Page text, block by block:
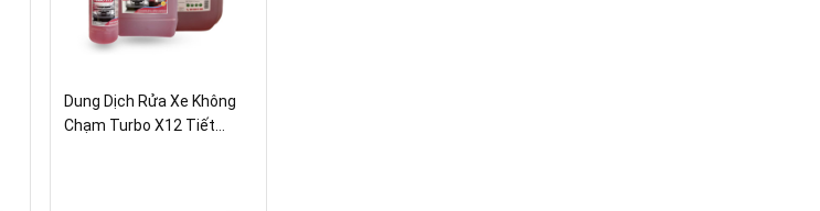
Dung Dịch Rửa Xe Không
Chạm Turbo X12 Tiết